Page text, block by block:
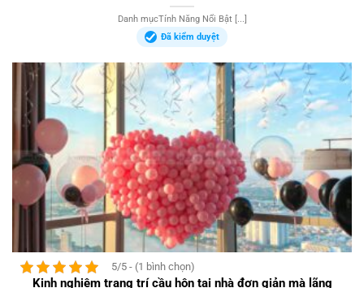
Danh mụcTính Năng Nổi Bật [...]
Đã kiểm duyệt
5/5 - (1 bình chọn)
Kinh nghiệm trang trí cầu hôn tại nhà đơn giản mà lãng